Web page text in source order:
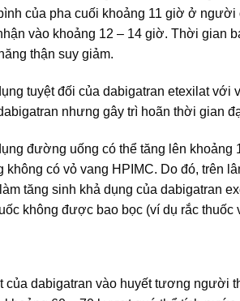
của pha cuối khoảng 11 giờ ở
vào khoảng 12 – 14 giờ. Thời gian
thận suy giảm.
tuyệt đối của dabigatran etexilat
nhưng gây trì hoãn thời gian
đường uống có thể tăng lên
không có vỏ vang HPIMC. Do đó, trên
tăng sinh khả dụng của dabigatran
không được bao bọc (ví dụ rắc thuốc
của dabigatran vào huyết tương người